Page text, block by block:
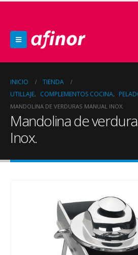
INICIO
TIENDA
UTILLAJE, COMPLEMENTOS COCINA,
MANDOLINA DE VERDURAS MANUAL INOX.
Mandolina de
Inox.